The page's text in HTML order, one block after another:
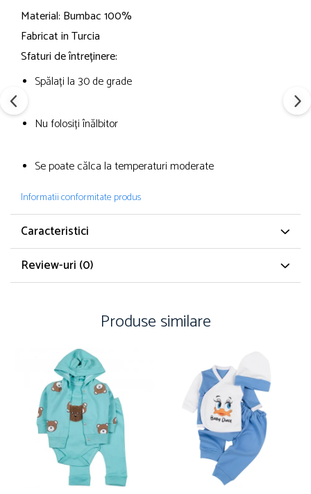
Material: Bumbac 100%
Fabricat in Turcia
Sfaturi de întreținere:
Spălați la 30 de grade
Nu folosiți înălbitor
Se poate călca la temperaturi moderate
Informatii conformitate produs
Caracteristici
Review-uri (0)
Produse similare